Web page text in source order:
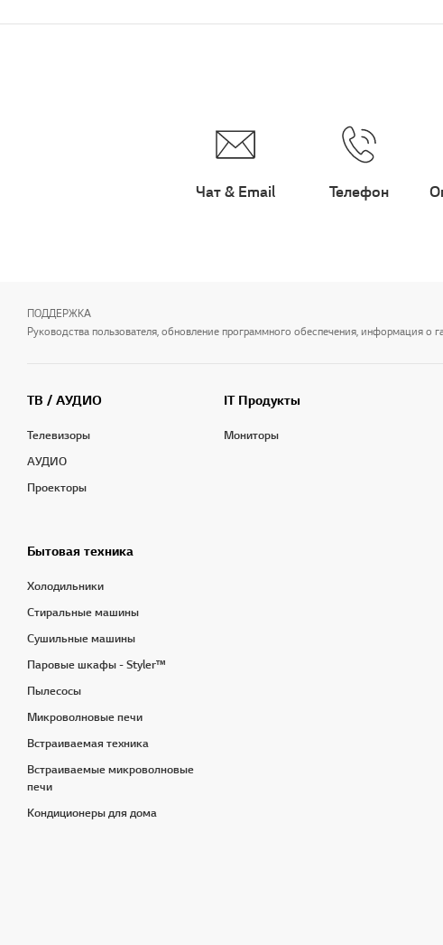
Чат & Email Телефон
ПОДДЕРЖКА
Руководства пользователя, обновление программного обеспечения, информация о
ТВ / АУДИО
Телевизоры
АУДИО
Проекторы
IT Продукты
Мониторы
Бытовая техника
Холодильники
Стиральные машины
Сушильные машины
Паровые шкафы - Styler™
Пылесосы
Микроволновые печи
Встраиваемая техника
Встраиваемые микроволновые
печи
Кондиционеры для дома